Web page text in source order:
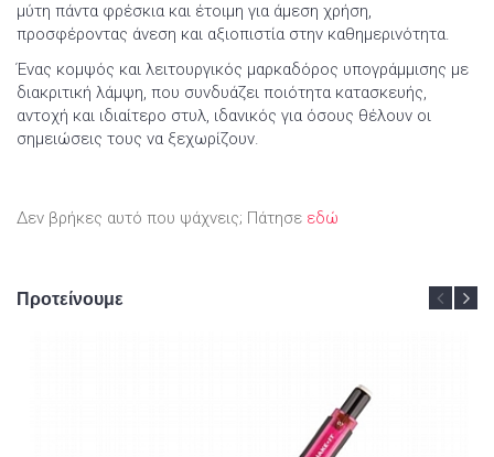
μύτη πάντα φρέσκια και έτοιμη για άμεση χρήση,
προσφέροντας άνεση και αξιοπιστία στην καθημερινότητα.
Ένας κομψός και λειτουργικός μαρκαδόρος υπογράμμισης με
διακριτική λάμψη, που συνδυάζει ποιότητα κατασκευής,
αντοχή και ιδιαίτερο στυλ, ιδανικός για όσους θέλουν οι
σημειώσεις τους να ξεχωρίζουν.
Δεν βρήκες αυτό που ψάχνεις; Πάτησε εδώ
Προτείνουμε